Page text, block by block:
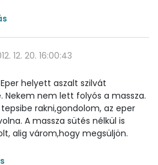
12. 20. 16:00:43
helyett aszalt szilvát
Nekem nem lett folyós a massza.
rakni,gondolom, az eper
A massza sütés nélkül is
alig várom,hogy megsüljön.